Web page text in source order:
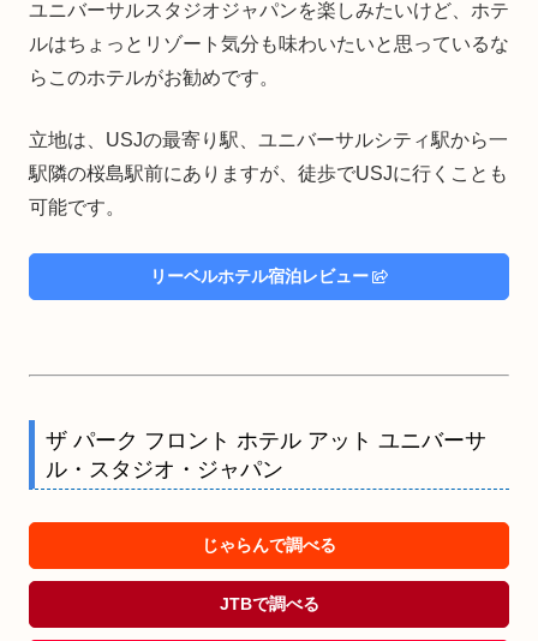
ユニバーサルスタジオジャパンを楽しみたいけど、ホテ
ルはちょっとリゾート気分も味わいたいと思っているな
らこのホテルがお勧めです。
立地は、USJの最寄り駅、ユニバーサルシティ駅から一
駅隣の桜島駅前にありますが、徒歩でUSJに行くことも
可能です。
リーベルホテル宿泊レビュー
ザ パーク フロント ホテル アット ユニバーサ
ル・スタジオ・ジャパン
じゃらんで調べる
JTBで調べる